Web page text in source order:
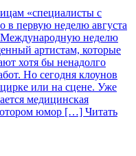
«специалисты с
в первую неделю августа
Международную неделю
артистам, которые
хотя бы ненадолго
Но сегодня клоунов
или на сцене. Уже
медицинская
юмор […] Читать